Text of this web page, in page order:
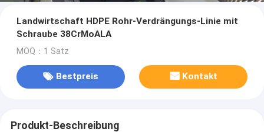
Landwirtschaft HDPE Rohr-Verdrängungs-Linie mit
Schraube 38CrMoALA
MOQ：1 Satz
Bestpreis Kontakt
Produkt-Beschreibung